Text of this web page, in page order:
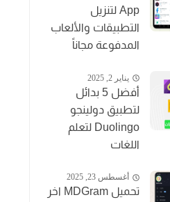
App لتنزيل
التطبيقات والألعاب
المدفوعة مجاناً
يناير 2, 2025
أفضل 5 بدائل
لتطبيق دولينجو
Duolingo لتعلم
اللغات
أغسطس 23, 2025
تحميل MDGram اخر